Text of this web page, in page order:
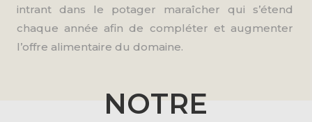
intrant dans le potager maraîcher qui s’étend
chaque année afin de compléter et augmenter
l’offre alimentaire du domaine.
NOTRE